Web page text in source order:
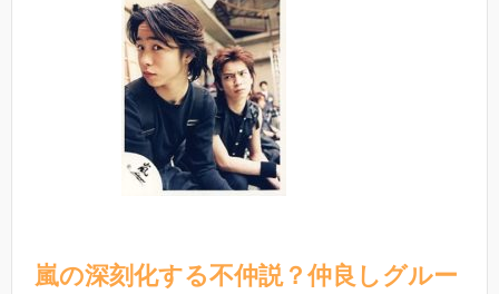
嵐の深刻化する不仲説？仲良しグルー